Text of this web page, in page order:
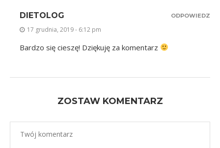
DIETOLOG
17 grudnia, 2019 - 6:12 pm
Bardzo się cieszę! Dziękuję za komentarz
ODPOWIEDZ
ZOSTAW KOMENTARZ